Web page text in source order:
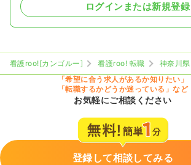
ログインまたは新規登録
看護roo![カンゴルー] 看護roo! 転職 神奈川県
「希望に合う求人があるか知りたい」
「転職するかどうか迷っている」など
お気軽にご相談ください
登録して相談してみる